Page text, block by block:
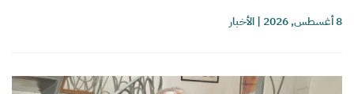
8 أغسطس, 2026 |الأخبار